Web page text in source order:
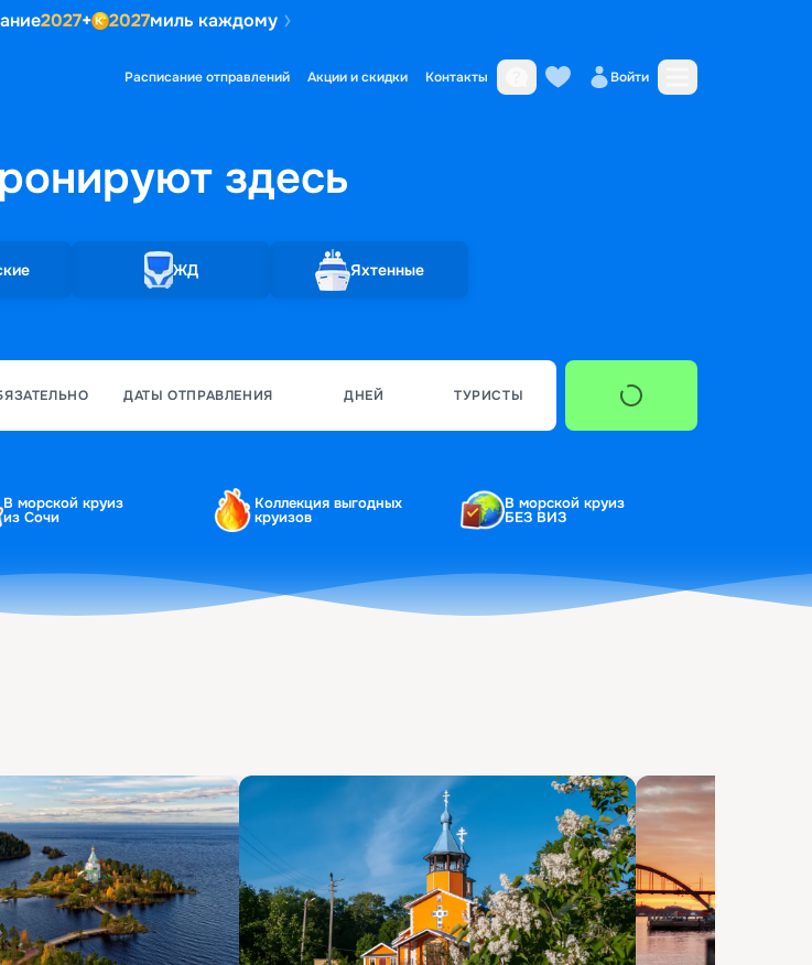
2027+ 2027миль каждому
Расписание отправлений Акции и скидки Контакты Войти
здесь
ЖД Яхтенные
ДАТЫ ОТПРАВЛЕНИЯ ДНЕЙ ТУРИСТЫ
В морской круиз
из Сочи
Коллекция выгодных
круизов
В морской круиз
БЕЗ ВИЗ